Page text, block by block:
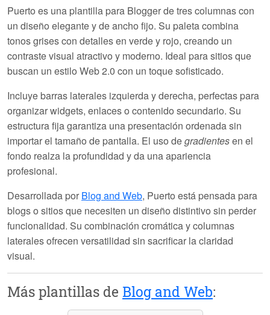
Puerto es una plantilla para Blogger de tres columnas con
un diseño elegante y de ancho fijo. Su paleta combina
tonos grises con detalles en verde y rojo, creando un
contraste visual atractivo y moderno. Ideal para sitios que
buscan un estilo Web 2.0 con un toque sofisticado.
Incluye barras laterales izquierda y derecha, perfectas para
organizar widgets, enlaces o contenido secundario. Su
estructura fija garantiza una presentación ordenada sin
importar el tamaño de pantalla. El uso degradientesen el
fondo realza la profundidad y da una apariencia
profesional.
Desarrollada por Blog and Web, Puerto está pensada para
blogs o sitios que necesiten un diseño distintivo sin perder
funcionalidad. Su combinación cromática y columnas
laterales ofrecen versatilidad sin sacrificar la claridad
visual.
Más plantillas de Blog and Web: